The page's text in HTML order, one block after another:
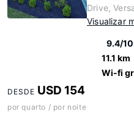
Drive,
Visualizar
9.4/10
11.1 km
Wi-fi
DESDE USD 154
por quarto / por noite